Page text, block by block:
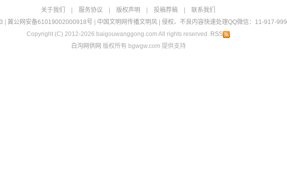
关于我们 服务协议 版权声明 投稿荐稿
联系我们
冀公网安备61019002000918号 中国文明网传播文明风| 侵权、不良内容快速处理QQ微信：11-917-999
Copyright (C) 2012-2026 baigouwanggong.com All rights reserved. RSS
白沟网供网 版权所有 bgwgw.com 提供支持